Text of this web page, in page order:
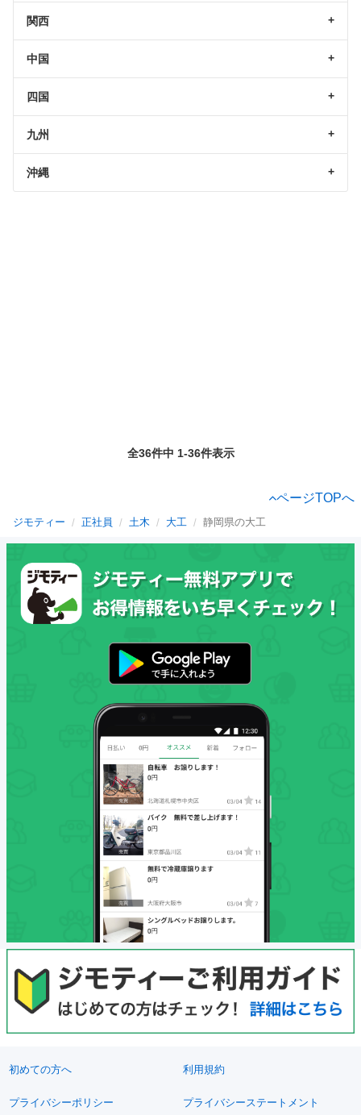
関西
中国
四国
九州
沖縄
全36件中 1-36件表示
ページTOPへ
ジモティー 正社員 土木 大工 静岡県の大工
初めての方へ 利用規約
プライバシーポリシー プライバシーステートメント